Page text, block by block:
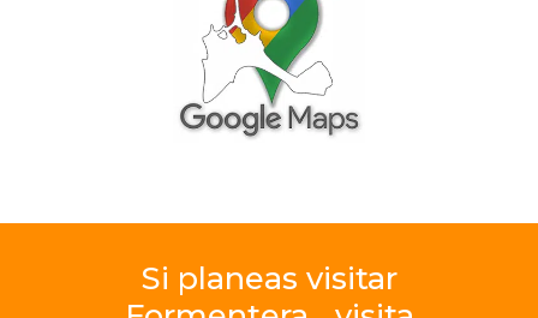
Si planeas visitar